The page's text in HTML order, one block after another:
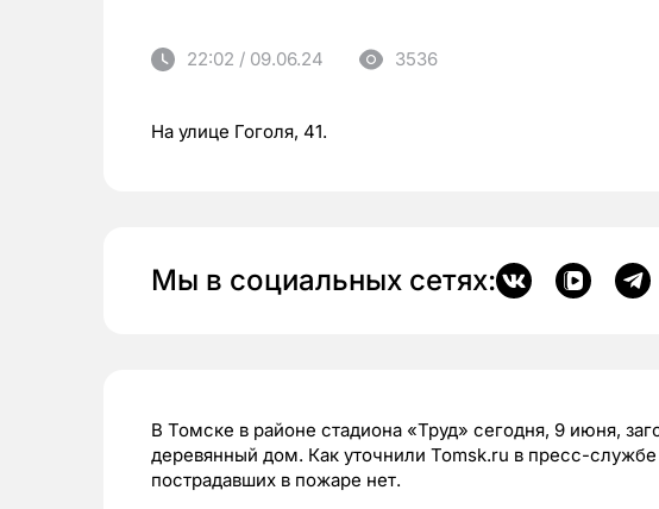
22:02 / 09.06.24 3536
На улице Гоголя, 41.
Мы в социальных сетях:
В Томске в районе стадиона «Труд» сегодня, 9 июня,
деревянный дом. Как уточнили Tomsk.ru в пресс-
пострадавших в пожаре нет.